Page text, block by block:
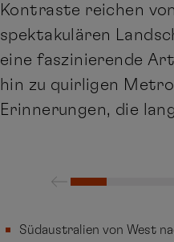
Kontraste reichen von
spektakulären
eine faszinierende
hin zu quirligen
Erinnerungen, die
Südaustralien von West